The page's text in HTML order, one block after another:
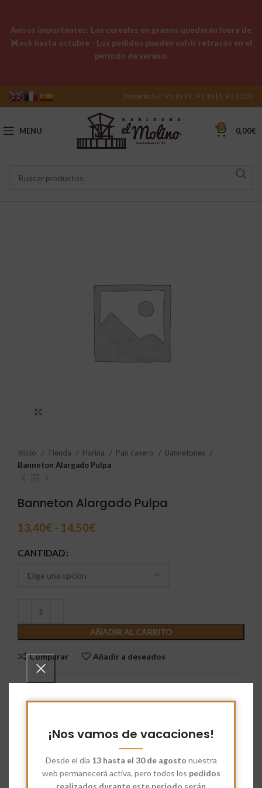
¡Nos vamos de vacaciones!
Desde el día 13 hasta el 30 de agosto nuestra
web permanecerá activa, pero todos los pedidos
realizados durante este periodo serán
Horario: L-J: 9 a 19 | V: 9 a 18 | S: 9 a 13:30
MENU 0 0,00€
Inicio Tienda Harina Pan casero
Bannetones
Banneton Alargado Pulpa
Banneton Alargado Pulpa
13,40€ - 14,50€
CANTIDAD
AÑADIR AL CARRITO
Comparar Añadir a deseados
Descripción
banneton alargado de pulpaesta diseñado para el
Avisos importantes: Los cereales en granos quedarán fuera de
stock hasta octubre - Los pedidos pueden sufrir retrasos en el
período de verano.